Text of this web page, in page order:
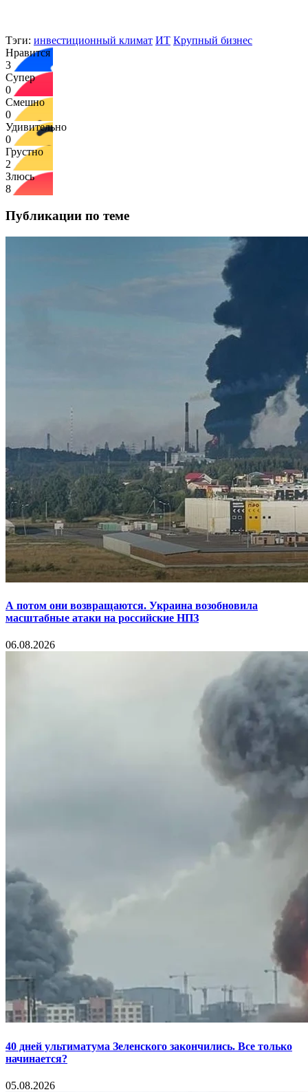
Тэги: инвестиционный климат ИТ Крупный бизнес
Нравится
3
Супер
0
Смешно
0
Удивительно
0
Грустно
2
Злюсь
8
Публикации по теме
А потом они возвращаются. Украина возобновила
масштабные атаки на российские НПЗ
06.08.2026
40 дней ультиматума Зеленского закончились. Все только
начинается?
05.08.2026